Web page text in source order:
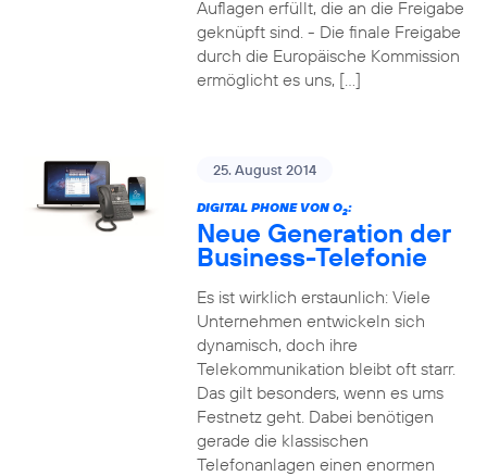
Auflagen erfüllt, die an die Freigabe
geknüpft sind. - Die finale Freigabe
durch die Europäische Kommission
ermöglicht es uns, […]
25. August 2014
DIGITAL PHONE VON O2:
Neue Generation der
Business-Telefonie
Es ist wirklich erstaunlich: Viele
Unternehmen entwickeln sich
dynamisch, doch ihre
Telekommunikation bleibt oft starr.
Das gilt besonders, wenn es ums
Festnetz geht. Dabei benötigen
gerade die klassischen
Telefonanlagen einen enormen